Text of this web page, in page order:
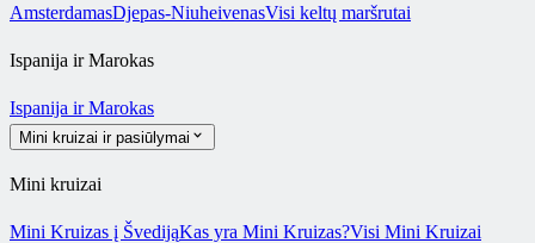
AmsterdamasDjepas-NiuheivenasVisi keltų maršrutai
Ispanija ir Marokas
Ispanija ir Marokas
Mini kruizai ir pasiūlymai
Mini kruizai
Mini Kruizas į ŠvedijąKas yra Mini Kruizas?Visi Mini Kruizai